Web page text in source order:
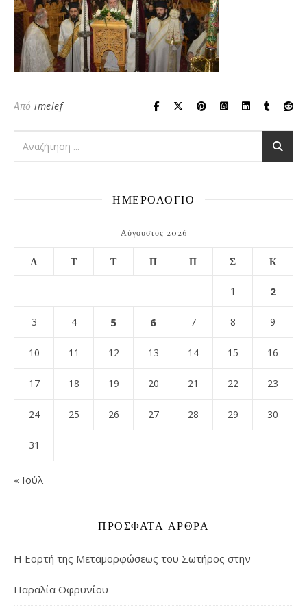
Από imelef
ΗΜΕΡΟΛΟΓΙΟ
Αύγουστος 2026
Δ Τ Τ Π Π Σ Κ
1 2
3 4 5 6 7 8 9
10 11 12 13 14 15 16
17 18 19 20 21 22 23
24 25 26 27 28 29 30
31
« Ιούλ
ΠΡΌΣΦΑΤΑ ΆΡΘΡΑ
Η Εορτή της Μεταμορφώσεως του Σωτήρος στην
Παραλία Οφρυνίου